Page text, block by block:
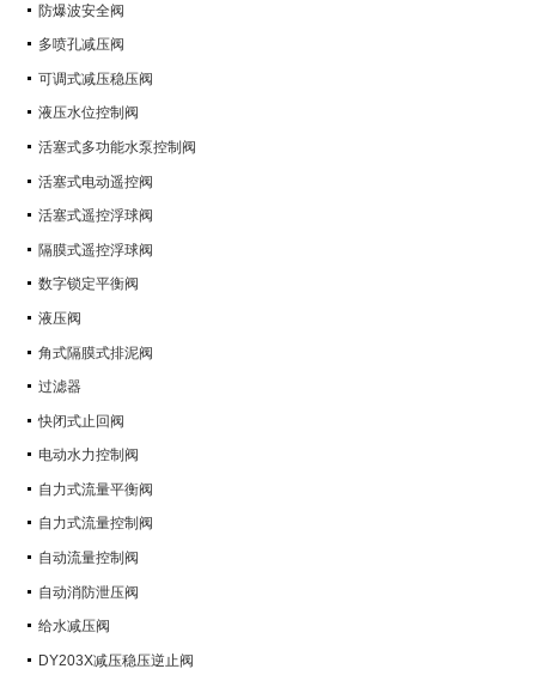
防爆波安全阀
多喷孔减压阀
可调式减压稳压阀
液压水位控制阀
活塞式多功能水泵控制阀
活塞式电动遥控阀
活塞式遥控浮球阀
隔膜式遥控浮球阀
数字锁定平衡阀
液压阀
角式隔膜式排泥阀
过滤器
快闭式止回阀
电动水力控制阀
自力式流量平衡阀
自力式流量控制阀
自动流量控制阀
自动消防泄压阀
给水减压阀
DY203X减压稳压逆止阀